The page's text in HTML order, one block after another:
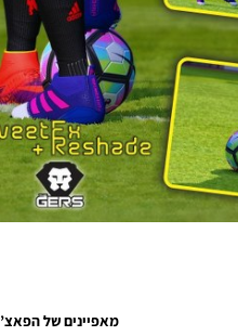
מאפיינים של הפאצ’